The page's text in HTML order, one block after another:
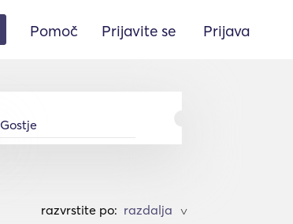
Pomoč Prijavite se Prijava
Gostje
razvrstite po: >